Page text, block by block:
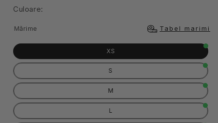
Culoare:
Mărime Tabel marimi
XS
S
M
L